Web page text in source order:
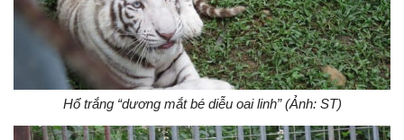
Hổ trắng “dương mắt bé diễu oai linh” (Ảnh: ST)